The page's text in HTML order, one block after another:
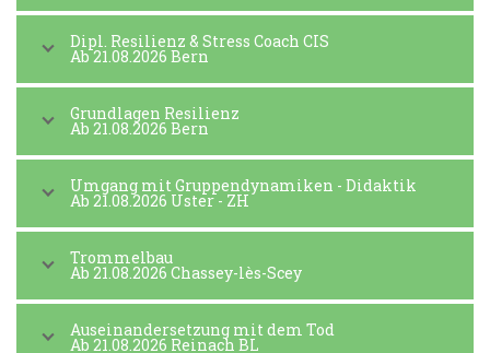
Dipl. Resilienz & Stress Coach CIS
Ab 21.08.2026 Bern
Grundlagen Resilienz
Ab 21.08.2026 Bern
Umgang mit Gruppendynamiken - Didaktik
Ab 21.08.2026 Uster - ZH
Trommelbau
Ab 21.08.2026 Chassey-lès-Scey
Auseinandersetzung mit dem Tod
Ab 21.08.2026 Reinach BL